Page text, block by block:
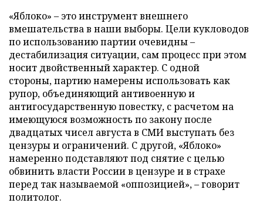
«Яблоко» – это инструмент внешнего
вмешательства в наши выборы. Цели кукловодов
по использованию партии очевидны –
дестабилизация ситуации, сам процесс при этом
носит двойственный характер. С одной
стороны, партию намерены использовать как
рупор, объединяющий антивоенную и
антигосударственную повестку, с расчетом на
имеющуюся возможность по закону после
двадцатых чисел августа в СМИ выступать без
цензуры и ограничений. С другой, «Яблоко»
намеренно подставляют под снятие с целью
обвинить власти России в цензуре и в страхе
перед так называемой «оппозицией», – говорит
политолог.